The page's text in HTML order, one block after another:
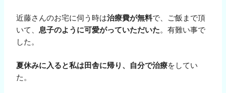
近藤さんのお宅に伺う時は治療費が無料で、ご飯まで頂
いて、息子のように可愛がっていただいた。有難い事で
した。
夏休みに入ると私は田舎に帰り、自分で治療をしてい
た。